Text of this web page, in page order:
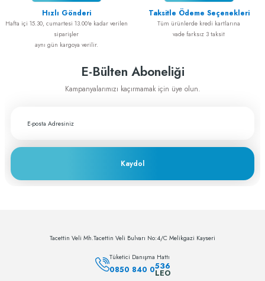
Cerrahiye yönelik tüm ihtiyaçlarımı
greftburada.com'dan karşılıyorum. Son
derece memnunum
Greftburada çok profesyonel bir şirket bu
sahip
Hızlı Gönderi
Hafta içi 15.30, cumartesi 13.00'e kadar verilen
siparişler
aynı gün kargoya verilir.
Taksitle Ödeme Seçenekleri
Tüm ürünlerde kredi kartlarına
vade farksız 3 taksit
E-Bülten Aboneliği
Kampanyalarımızı kaçırmamak için üye olun.
Kaydol
Tacettin Veli Mh.Tacettin Veli Bulvarı No:4/C Melikgazi Kayseri
Tüketici Danışma Hattı
0850 840 0536
LEO